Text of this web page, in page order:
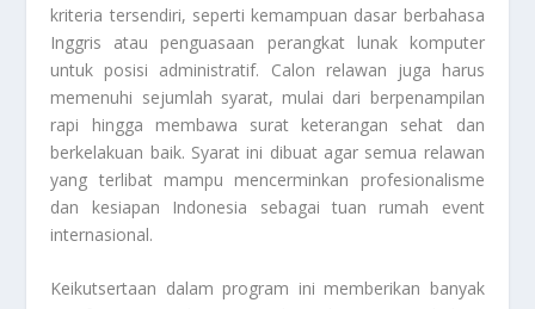
kriteria tersendiri, seperti kemampuan dasar berbahasa
Inggris atau penguasaan perangkat lunak komputer
untuk posisi administratif. Calon relawan juga harus
memenuhi sejumlah syarat, mulai dari berpenampilan
rapi hingga membawa surat keterangan sehat dan
berkelakuan baik. Syarat ini dibuat agar semua relawan
yang terlibat mampu mencerminkan profesionalisme
dan kesiapan Indonesia sebagai tuan rumah event
internasional.
Keikutsertaan dalam program ini memberikan banyak